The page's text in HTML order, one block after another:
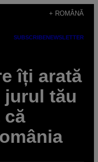
+ ROMÂNĂ
SUBSCRIBENEWSLETTER
îți arată
tău
că